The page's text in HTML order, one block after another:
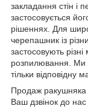
закладання стін і
застосовується
рішеннях. Для
черепашник із
застосовують
розпилювання. Ми
тільки відповідну
Продаж ракушняка
Ваш дзвінок до